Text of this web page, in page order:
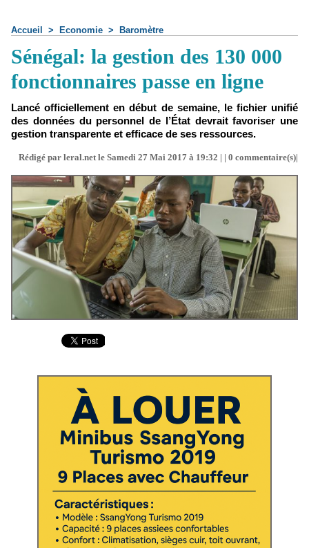
Accueil > Economie > Baromètre
Sénégal: la gestion des 130 000
fonctionnaires passe en ligne
Lancé officiellement en début de semaine, le fichier unifié
des données du personnel de l’État devrait favoriser une
gestion transparente et efficace de ses ressources.
Rédigé par leral.net le Samedi 27 Mai 2017 à 19:32 | | 0 commentaire(s)|